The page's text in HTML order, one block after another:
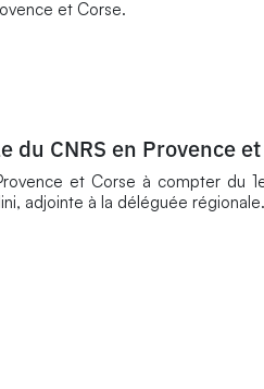
et Corse.
CNRS en Provence
et Corse à compter du
adjointe à la déléguée régionale.